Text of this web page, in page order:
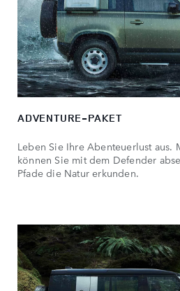
ADVENTURE-PAKET
Leben Sie Ihre Abenteuerlust aus.
können Sie mit dem Defender
Pfade die Natur erkunden.